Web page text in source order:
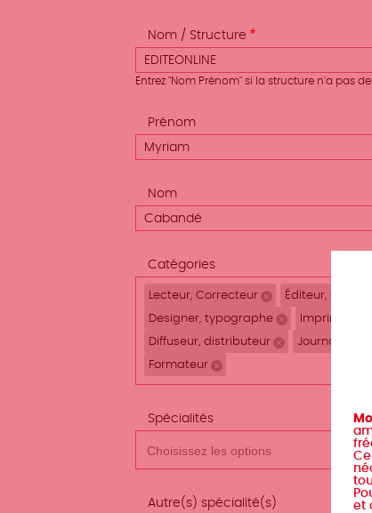
Nom / Structure
Entrez "Nom Prénom" si la structure n'a pas
Prénom
Nom
Catégories
Lecteur, Correcteur
Remove selection
Éditeur,
Designer, typographe
Remove
Imprimeur
Diffuseur, distributeur
Remove
Journaliste,
Formateur
Remove selection
Spécialités
Autre(s) spécialité(s)
et